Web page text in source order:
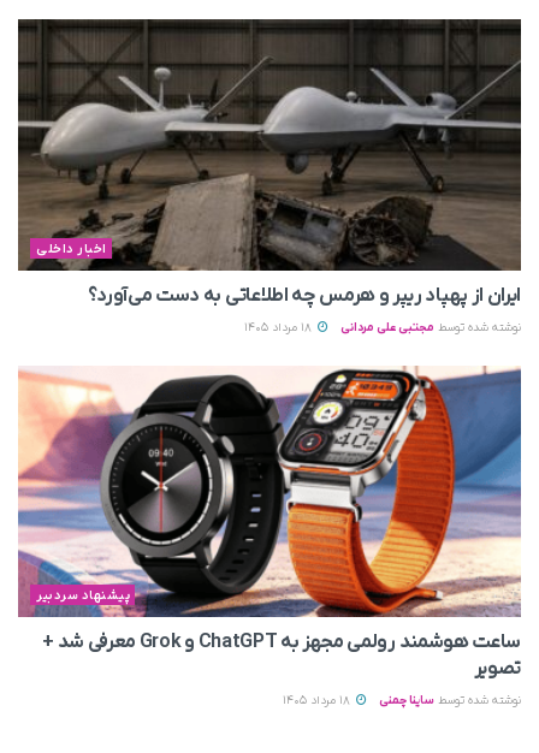
اخبار داخلی
ایران از پهپاد ریپر و هرمس چه اطلاعاتی به دست می‌آورد؟
نوشته شده توسط مجتبی علی مردانی
پیشنهاد سردبیر
ساعت هوشمند رولمی مجهز به ChatGPT و Grok معرفی شد +
تصویر
نوشته شده توسط ساینا چمنی